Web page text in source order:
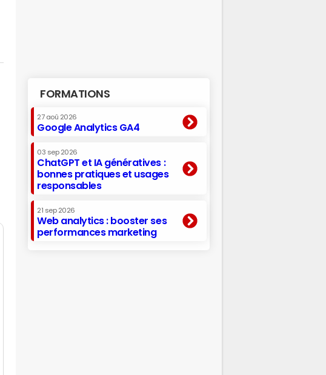
FORMATIONS
27 aoû 2026
Google Analytics GA4
03 sep 2026
ChatGPT et IA génératives :
bonnes pratiques et usages
responsables
21 sep 2026
Web analytics : booster ses
performances marketing